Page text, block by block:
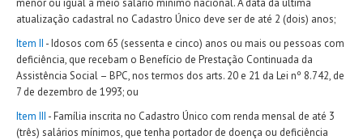
menor ou igual a meio salário mínimo nacional. A data da última
atualização cadastral no Cadastro Único deve ser de até 2 (dois) anos;
Item II - Idosos com 65 (sessenta e cinco) anos ou mais ou pessoas com
deficiência, que recebam o Benefício de Prestação Continuada da
Assistência Social – BPC, nos termos dos arts. 20 e 21 da Lei nº 8.742, de
7 de dezembro de 1993; ou
Item III - Família inscrita no Cadastro Único com renda mensal de até 3
(três) salários mínimos, que tenha portador de doença ou deficiência